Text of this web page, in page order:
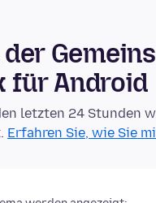
für Android
letzten 24 Stunden
Erfahren Sie, wie Sie